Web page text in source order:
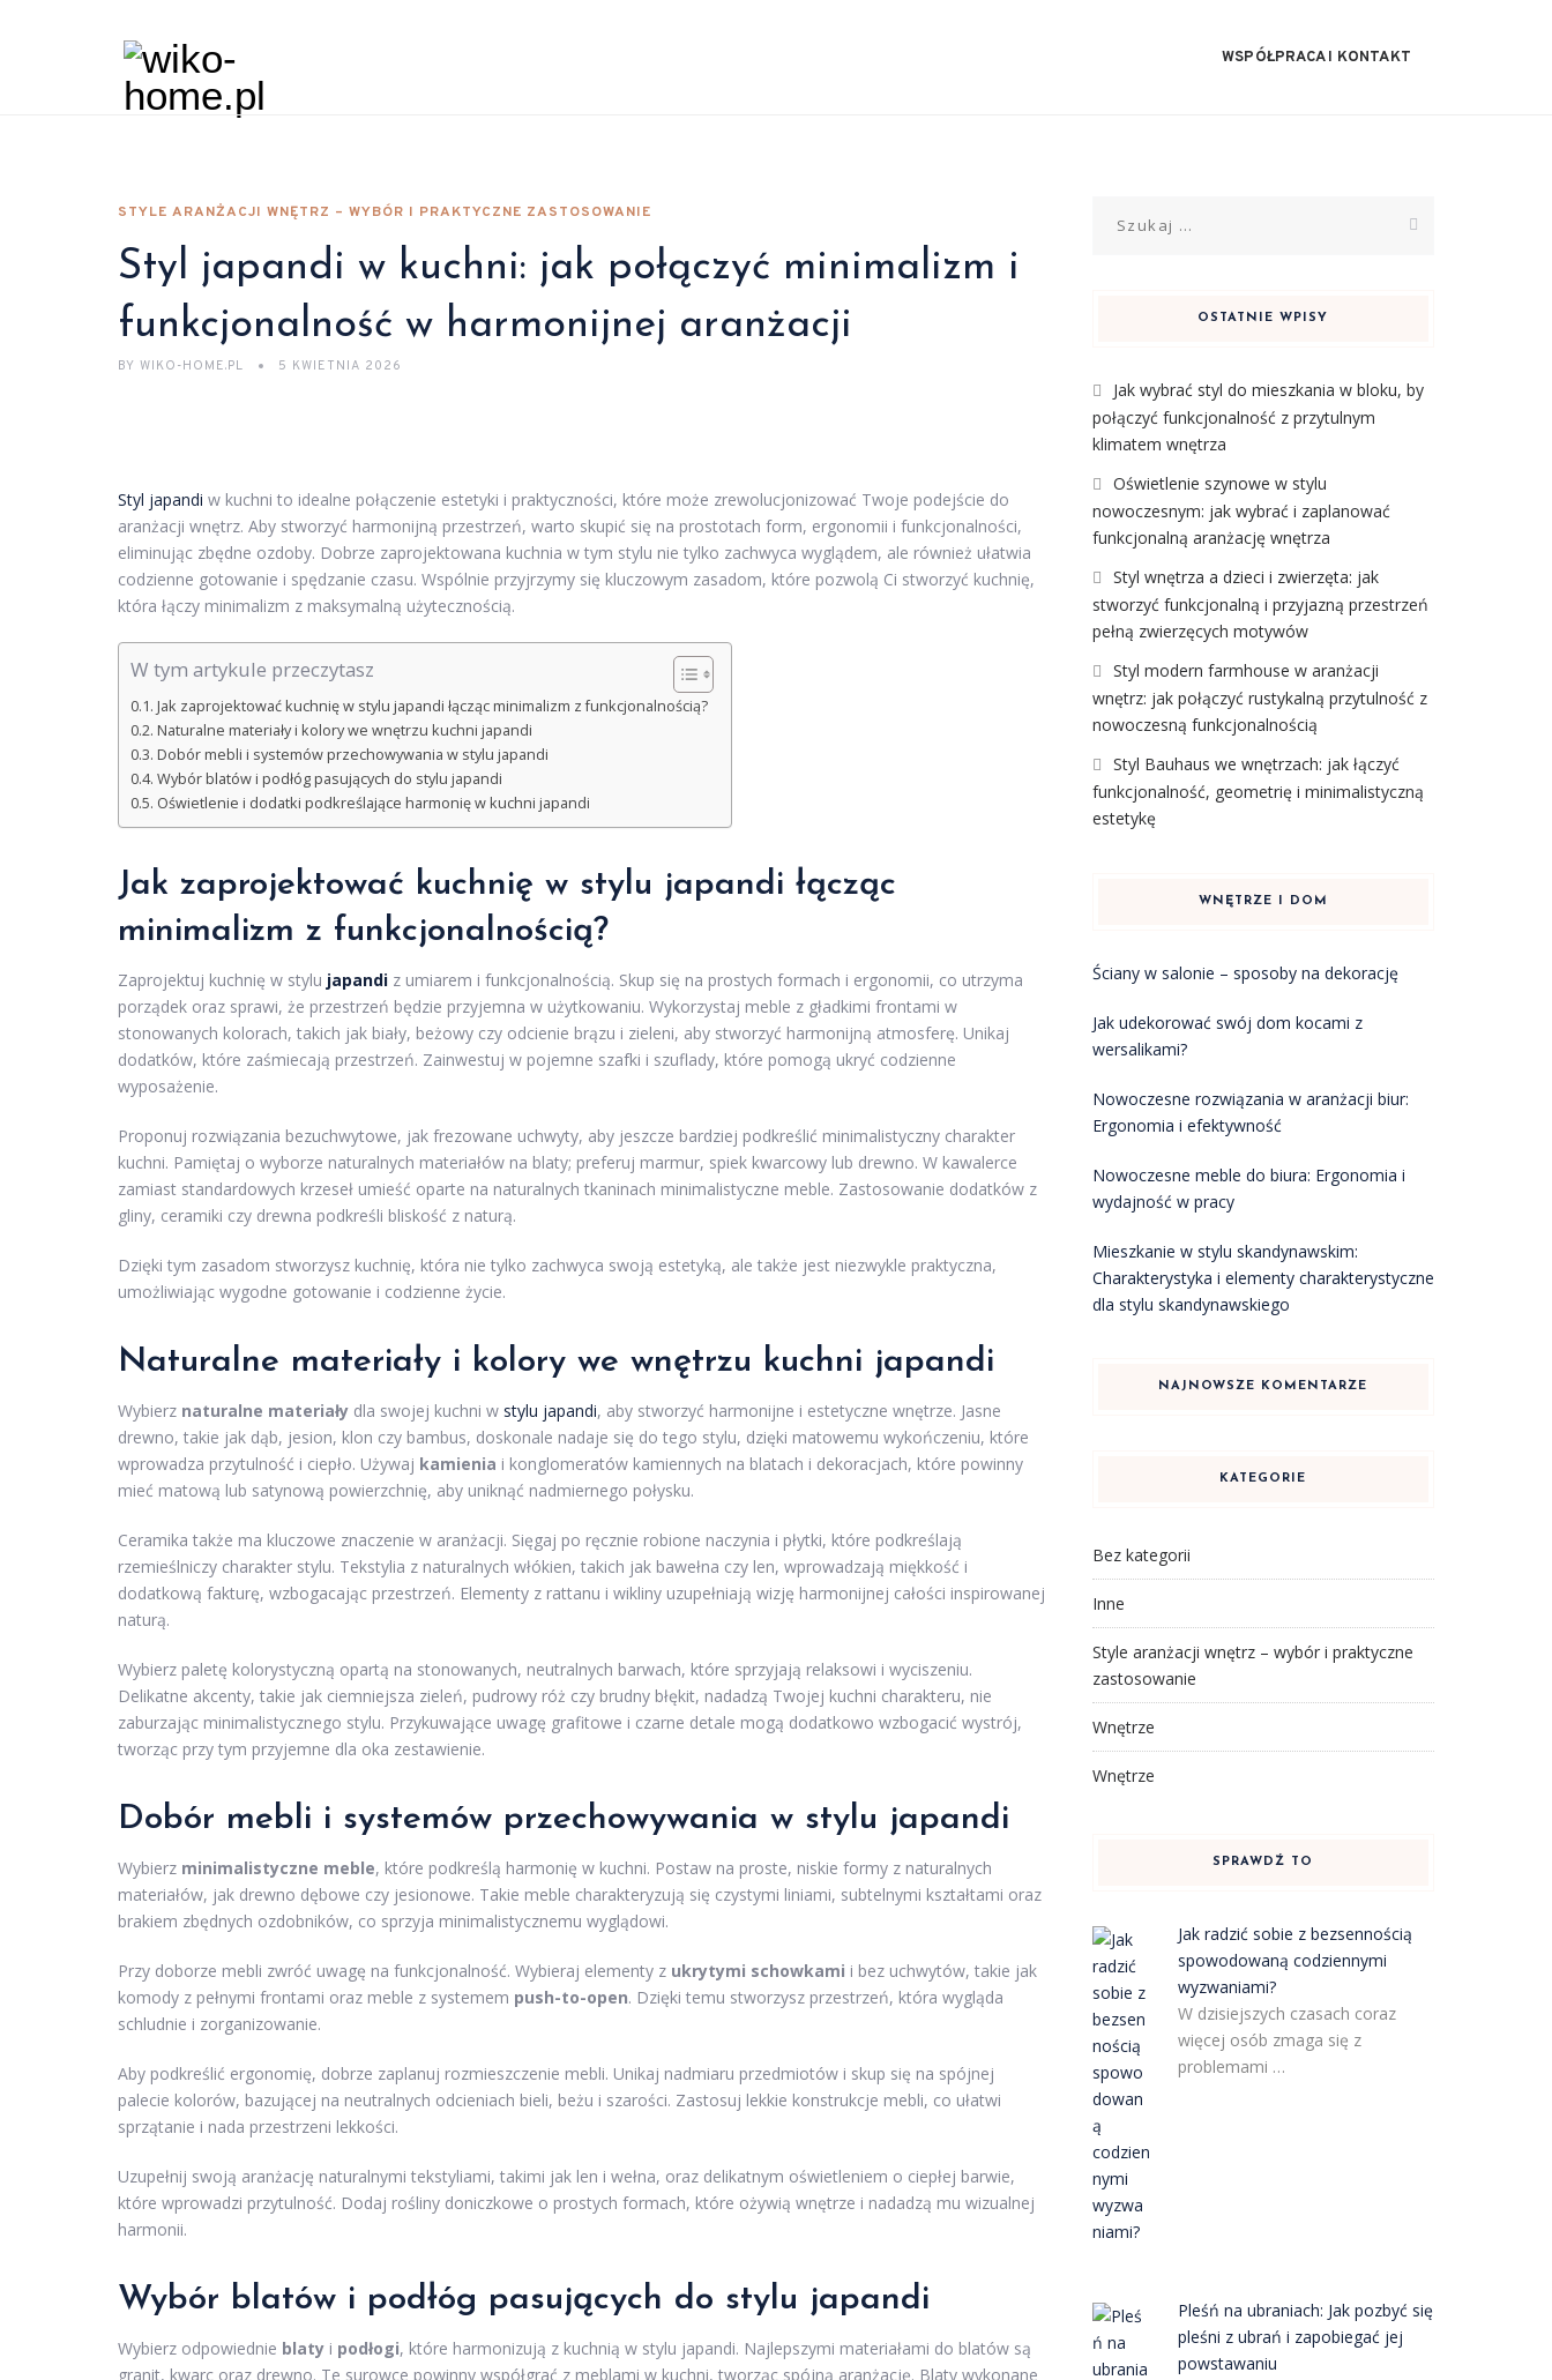
WSPÓŁPRACA I KONTAKT
STYLE ARANŻACJI WNĘTRZ – WYBÓR I PRAKTYCZNE ZASTOSOWANIE
Styl japandi w kuchni: jak połączyć minimalizm i
funkcjonalność w harmonijnej aranżacji
BY WIKO-HOME.PL 5 KWIETNIA 2026
Styl japandi w kuchni to idealne połączenie estetyki i praktyczności, które może zrewolucjonizować Twoje podejście do
aranżacji wnętrz. Aby stworzyć harmonijną przestrzeń, warto skupić się na prostotach form, ergonomii i funkcjonalności,
eliminując zbędne ozdoby. Dobrze zaprojektowana kuchnia w tym stylu nie tylko zachwyca wyglądem, ale również ułatwia
codzienne gotowanie i spędzanie czasu. Wspólnie przyjrzymy się kluczowym zasadom, które pozwolą Ci stworzyć kuchnię,
która łączy minimalizm z maksymalną użytecznością.
W tym artykule przeczytasz
Jak zaprojektować kuchnię w stylu japandi łącząc minimalizm z funkcjonalnością?
Naturalne materiały i kolory we wnętrzu kuchni japandi
Dobór mebli i systemów przechowywania w stylu japandi
Wybór blatów i podłóg pasujących do stylu japandi
Oświetlenie i dodatki podkreślające harmonię w kuchni japandi
Jak zaprojektować kuchnię w stylu japandi łącząc
minimalizm z funkcjonalnością?
Zaprojektuj kuchnię w stylu japandi z umiarem i funkcjonalnością. Skup się na prostych formach i ergonomii, co utrzyma
porządek oraz sprawi, że przestrzeń będzie przyjemna w użytkowaniu. Wykorzystaj meble z gładkimi frontami w
stonowanych kolorach, takich jak biały, beżowy czy odcienie brązu i zieleni, aby stworzyć harmonijną atmosferę. Unikaj
dodatków, które zaśmiecają przestrzeń. Zainwestuj w pojemne szafki i szuflady, które pomogą ukryć codzienne
wyposażenie.
Proponuj rozwiązania bezuchwytowe, jak frezowane uchwyty, aby jeszcze bardziej podkreślić minimalistyczny charakter
kuchni. Pamiętaj o wyborze naturalnych materiałów na blaty; preferuj marmur, spiek kwarcowy lub drewno. W kawalerce
zamiast standardowych krzeseł umieść oparte na naturalnych tkaninach minimalistyczne meble. Zastosowanie dodatków z
gliny, ceramiki czy drewna podkreśli bliskość z naturą.
Dzięki tym zasadom stworzysz kuchnię, która nie tylko zachwyca swoją estetyką, ale także jest niezwykle praktyczna,
umożliwiając wygodne gotowanie i codzienne życie.
Naturalne materiały i kolory we wnętrzu kuchni japandi
Wybierz naturalne materiały dla swojej kuchni w stylu japandi, aby stworzyć harmonijne i estetyczne wnętrze. Jasne
drewno, takie jak dąb, jesion, klon czy bambus, doskonale nadaje się do tego stylu, dzięki matowemu wykończeniu, które
wprowadza przytulność i ciepło. Używaj kamienia i konglomeratów kamiennych na blatach i dekoracjach, które powinny
mieć matową lub satynową powierzchnię, aby uniknąć nadmiernego połysku.
Ceramika także ma kluczowe znaczenie w aranżacji. Sięgaj po ręcznie robione naczynia i płytki, które podkreślają
rzemieślniczy charakter stylu. Tekstylia z naturalnych włókien, takich jak bawełna czy len, wprowadzają miękkość i
dodatkową fakturę, wzbogacając przestrzeń. Elementy z rattanu i wikliny uzupełniają wizję harmonijnej całości inspirowanej
naturą.
Wybierz paletę kolorystyczną opartą na stonowanych, neutralnych barwach, które sprzyjają relaksowi i wyciszeniu.
Delikatne akcenty, takie jak ciemniejsza zieleń, pudrowy róż czy brudny błękit, nadadzą Twojej kuchni charakteru, nie
zaburzając minimalistycznego stylu. Przykuwające uwagę grafitowe i czarne detale mogą dodatkowo wzbogacić wystrój,
tworząc przy tym przyjemne dla oka zestawienie.
Dobór mebli i systemów przechowywania w stylu japandi
Wybierz minimalistyczne meble, które podkreślą harmonię w kuchni. Postaw na proste, niskie formy z naturalnych
materiałów, jak drewno dębowe czy jesionowe. Takie meble charakteryzują się czystymi liniami, subtelnymi kształtami oraz
brakiem zbędnych ozdobników, co sprzyja minimalistycznemu wyglądowi.
Przy doborze mebli zwróć uwagę na funkcjonalność. Wybieraj elementy z ukrytymi schowkami i bez uchwytów, takie jak
komody z pełnymi frontami oraz meble z systemem push-to-open. Dzięki temu stworzysz przestrzeń, która wygląda
schludnie i zorganizowanie.
Aby podkreślić ergonomię, dobrze zaplanuj rozmieszczenie mebli. Unikaj nadmiaru przedmiotów i skup się na spójnej
palecie kolorów, bazującej na neutralnych odcieniach bieli, beżu i szarości. Zastosuj lekkie konstrukcje mebli, co ułatwi
sprzątanie i nada przestrzeni lekkości.
Uzupełnij swoją aranżację naturalnymi tekstyliami, takimi jak len i wełna, oraz delikatnym oświetleniem o ciepłej barwie,
które wprowadzi przytulność. Dodaj rośliny doniczkowe o prostych formach, które ożywią wnętrze i nadadzą mu wizualnej
harmonii.
Wybór blatów i podłóg pasujących do stylu japandi
Wybierz odpowiednie blaty i podłogi, które harmonizują z kuchnią w stylu japandi. Najlepszymi materiałami do blatów są
granit, kwarc oraz drewno. Te surowce powinny współgrać z meblami w kuchni, tworząc spójną aranżację. Blaty wykonane
OSTATNIE WPISY
Jak wybrać styl do mieszkania w bloku, by
połączyć funkcjonalność z przytulnym
klimatem wnętrza
Oświetlenie szynowe w stylu
nowoczesnym: jak wybrać i zaplanować
funkcjonalną aranżację wnętrza
Styl wnętrza a dzieci i zwierzęta: jak
stworzyć funkcjonalną i przyjazną przestrzeń
pełną zwierzęcych motywów
Styl modern farmhouse w aranżacji
wnętrz: jak połączyć rustykalną przytulność z
nowoczesną funkcjonalnością
Styl Bauhaus we wnętrzach: jak łączyć
funkcjonalność, geometrię i minimalistyczną
estetykę
WNĘTRZE I DOM
Ściany w salonie – sposoby na dekorację
Jak udekorować swój dom kocami z
wersalikami?
Nowoczesne rozwiązania w aranżacji biur:
Ergonomia i efektywność
Nowoczesne meble do biura: Ergonomia i
wydajność w pracy
Mieszkanie w stylu skandynawskim:
Charakterystyka i elementy charakterystyczne
dla stylu skandynawskiego
NAJNOWSZE KOMENTARZE
KATEGORIE
Bez kategorii
Inne
Style aranżacji wnętrz – wybór i praktyczne
zastosowanie
Wnętrze
Wnętrze
SPRAWDŹ TO
Jak radzić sobie z bezsennością
spowodowaną codziennymi
wyzwaniami?
W dzisiejszych czasach coraz
więcej osób zmaga się z
problemami …
Pleśń na ubraniach: Jak pozbyć się
pleśni z ubrań i zapobiegać jej
powstawaniu